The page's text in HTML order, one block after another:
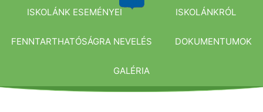
ISKOLÁNK ESEMÉNYEI ISKOLÁNKRÓL
FENNTARTHATÓSÁGRA NEVELÉS DOKUMENTUMOK
GALÉRIA